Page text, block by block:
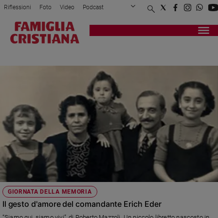
Attualità
Legalità
giustizia
Sport
Interviste
Papa
Papa
Riflessioni Foto Video Podcast
Privacy Policy Chi siamo
Registrati Redazione
GIORNATA DELLA MEMORIA
Il gesto d'amore del comandante Erich Eder